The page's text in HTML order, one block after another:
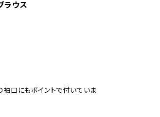
ラウス
口にもポイントで付いていま